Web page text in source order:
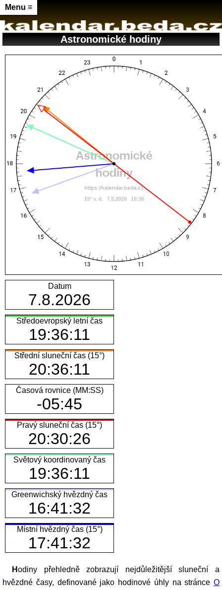
Menu ≡
Astronomické hodiny
Datum
7.8.2026
Středoevropský letní čas
19:36:11
Střední sluneční čas (15°)
20:36:11
Časová rovnice (MM:SS)
-05:45
Pravý sluneční čas (15°)
20:30:26
Světový koordinovaný čas
19:36:11
Greenwichský hvězdný čas
16:41:32
Místní hvězdný čas (15°)
17:41:32
Hodiny přehledně zobrazují nejdůležitější sluneční a
hvězdné časy, definované jako hodinové úhly na stránce O